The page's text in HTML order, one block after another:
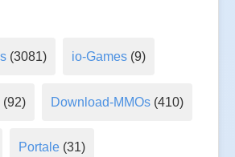
(3081) io-Games (9)
(92) Download-MMOs (410)
Portale (31)